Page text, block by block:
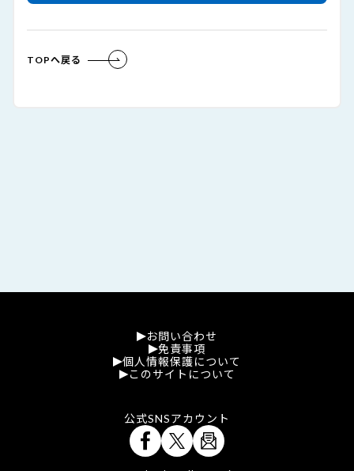
TOPへ戻る
お問い合わせ
免責事項
個人情報保護について
このサイトについて
公式SNSアカウント